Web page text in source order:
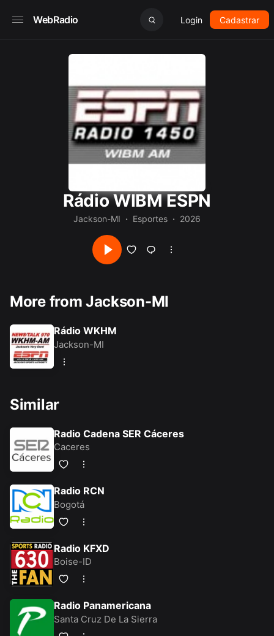
WebRadio Login Cadastrar
Rádio WIBM ESPN
Jackson-MI Esportes 2026
More from Jackson-MI
Rádio WKHM
Jackson-MI
Similar
Radio Cadena SER Cáceres
Caceres
Radio RCN
Bogotá
Radio KFXD
Boise-ID
Radio Panamericana
Santa Cruz De La Sierra